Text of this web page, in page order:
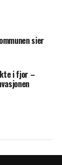
sier
i fjor –